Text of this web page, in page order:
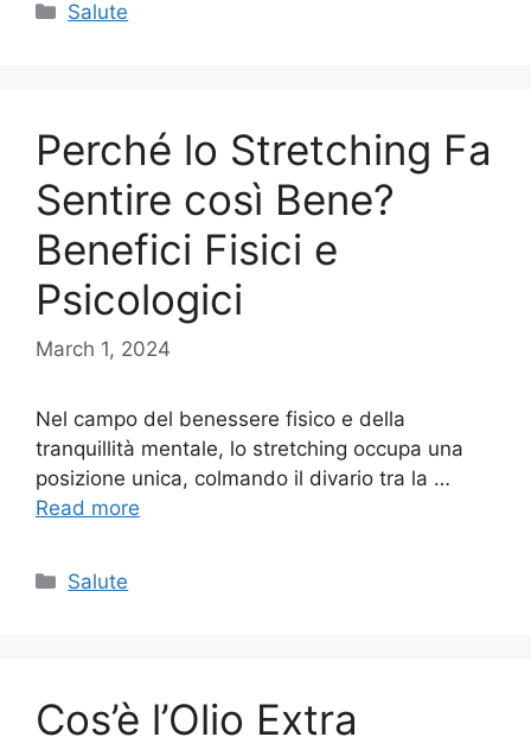
Categories
Salute
Perché lo Stretching Fa
Sentire così Bene?
Benefici Fisici e
Psicologici
March 1, 2024
Nel campo del benessere fisico e della
tranquillità mentale, lo stretching occupa una
posizione unica, colmando il divario tra la …
Read more
Categories
Salute
Cos’è l’Olio Extra